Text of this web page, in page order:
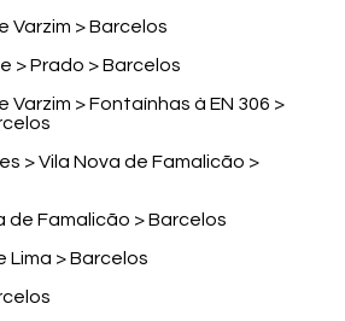
Varzim > Barcelos
> Prado > Barcelos
Varzim > Fontaínhas à EN 306 >
> Vila Nova de Famalicão >
de Famalicão > Barcelos
Lima > Barcelos